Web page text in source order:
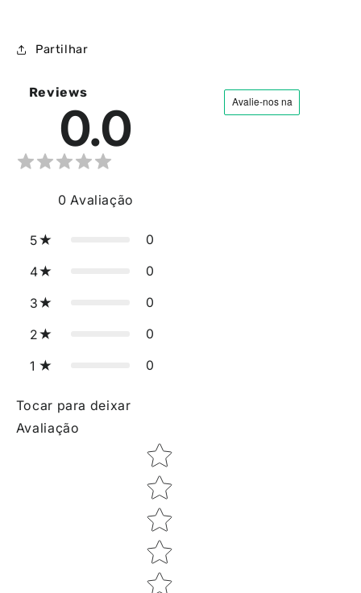
Partilhar
Reviews
0.0
0 Avaliação
5 0
4 0
3 0
2 0
1 0
Tocar para deixar
Avaliação
Star rating